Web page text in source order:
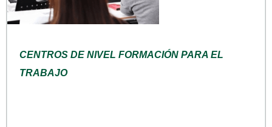
CENTROS DE NIVEL FORMACIÓN PARA EL
TRABAJO